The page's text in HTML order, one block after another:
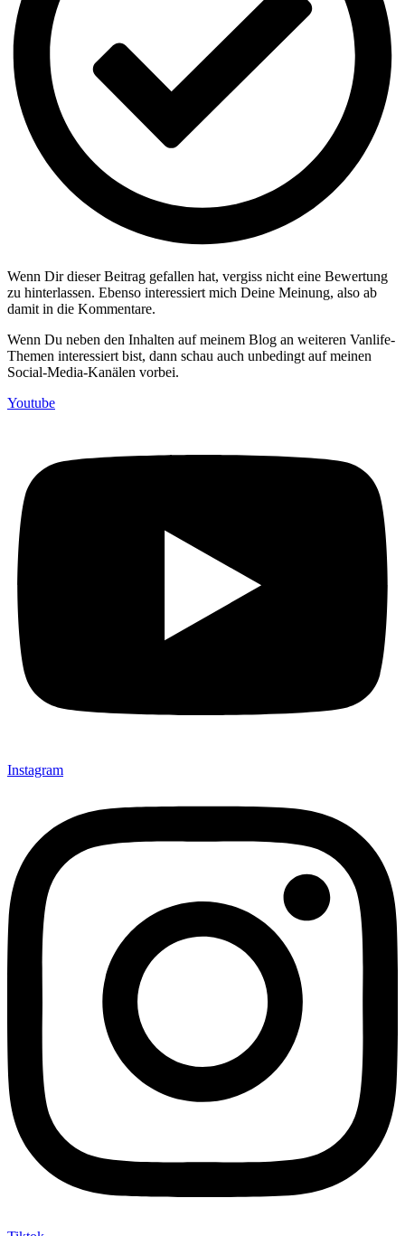
Wenn Dir dieser Beitrag gefallen hat, vergiss nicht eine Bewertung
zu hinterlassen. Ebenso interessiert mich Deine Meinung, also ab
damit in die Kommentare.
Wenn Du neben den Inhalten auf meinem Blog an weiteren Vanlife-
Themen interessiert bist, dann schau auch unbedingt auf meinen
Social-Media-Kanälen vorbei.
Youtube
Instagram